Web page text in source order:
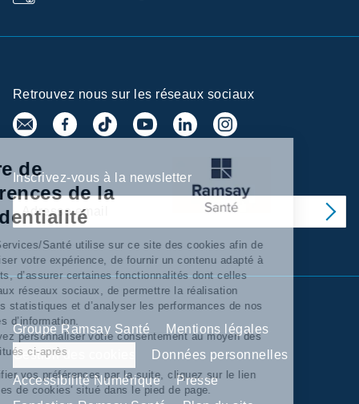
Retrouvez nous sur les réseaux sociaux
Inscrivez-vous à la newsletter
Groupe Ramsay Santé
Mentions légales
Gestion des cookies
Données personnelles
Accessibilité Numérique
Presse
Centre de
préférences de la
confidentialité
Ramsay Services/Santé utilise sur ce site des cookies afin de
personnaliser votre expérience, de fournir un contenu adapté à
vos intérêts, d’assurer certaines fonctionnalités dont celles
relatives aux réseaux sociaux, de permettre la réalisation
d’'analyses statistiques et d’analyser les performances de nos
campagnes d’information.
Vous pouvez personnaliser votre consentement au moyen des
boutons situés ci-après
Pour modifier vos préférences par la suite, cliquez sur le lien
'Préférences de cookies' situé dans le pied de page.